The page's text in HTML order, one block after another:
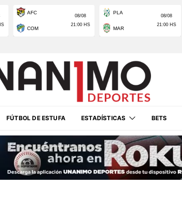
FÚTBOL DE ESTUFA ESTADÍSTICAS BETS